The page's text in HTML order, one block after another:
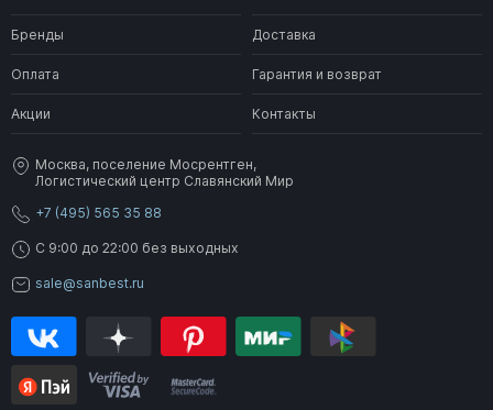
Бренды Доставка
Оплата Гарантия и возврат
Акции Контакты
Москва, поселение Мосрентген,
Логистический центр Славянский Мир
+7 (495) 565 35 88
C 9:00 до 22:00 без выходных
sale@sanbest.ru